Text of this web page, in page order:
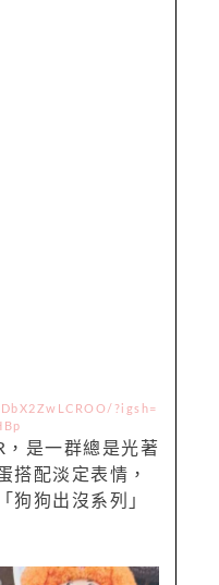
?igsh=
是一群總是光著
搭配淡定表情，
狗狗出沒系列」